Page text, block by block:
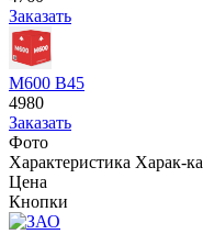
Заказать
М600 В45
4980
Заказать
Фото
Характеристика Харак-ка
Цена
Кнопки